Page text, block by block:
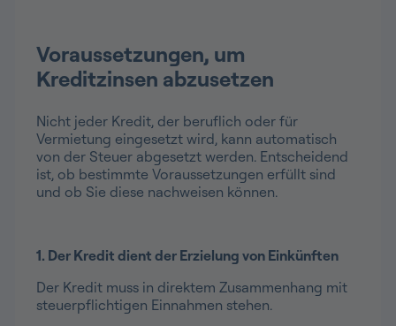
Voraussetzungen, um
Kreditzinsen abzusetzen
Nicht jeder Kredit, der beruflich oder für
Vermietung eingesetzt wird, kann automatisch
von der Steuer abgesetzt werden. Entscheidend
ist, ob bestimmte Voraussetzungen erfüllt sind
und ob Sie diese nachweisen können.
1. Der Kredit dient der Erzielung von Einkünften
Der Kredit muss in direktem Zusammenhang mit
steuerpflichtigen Einnahmen stehen.